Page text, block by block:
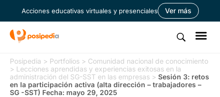
Acciones educativas virtuales y presenciales Ver más
Posipedia > Portfolios > Comunidad nacional de conocimiento
> Lecciones aprendidas y experiencias exitosas en la
administración del SG-SST en las empresas > Sesión 3: retos
en la participación activa (alta dirección – trabajadores –
SG -SST) Fecha: mayo 29, 2025